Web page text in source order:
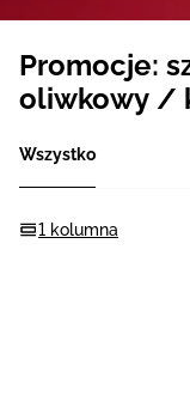
Promocje:
oliwkowy /
Wszystko
1 kolumna